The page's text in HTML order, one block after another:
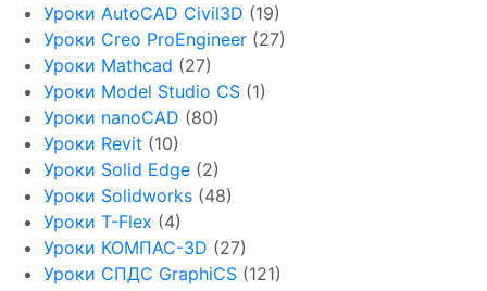
Уроки AutoCAD Civil3D (19)
Уроки Creo ProEngineer (27)
Уроки Mathcad (27)
Уроки Model Studio CS (1)
Уроки nanoCAD (80)
Уроки Revit (10)
Уроки Solid Edge (2)
Уроки Solidworks (48)
Уроки T-Flex (4)
Уроки КОМПАС-3D (27)
Уроки СПДС GraphiCS (121)